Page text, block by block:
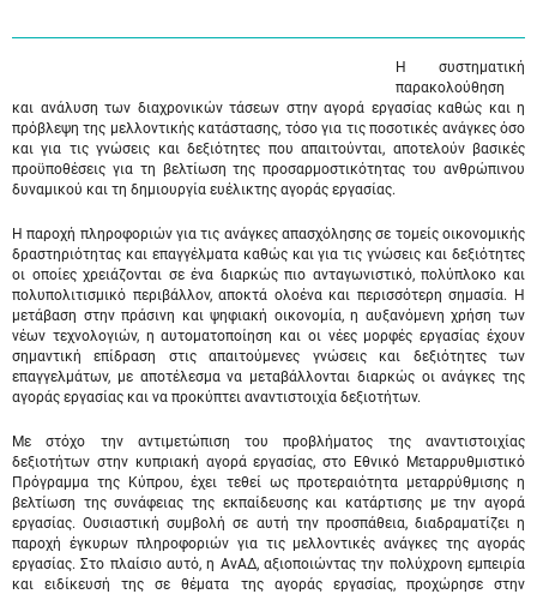
Η συστηματική
παρακολούθηση
και ανάλυση των διαχρονικών τάσεων στην αγορά εργασίας καθώς και η
πρόβλεψη της μελλοντικής κατάστασης, τόσο για τις ποσοτικές ανάγκες όσο
και για τις γνώσεις και δεξιότητες που απαιτούνται, αποτελούν βασικές
προϋποθέσεις για τη βελτίωση της προσαρμοστικότητας του ανθρώπινου
δυναμικού και τη δημιουργία ευέλικτης αγοράς εργασίας.
Η παροχή πληροφοριών για τις ανάγκες απασχόλησης σε τομείς οικονομικής
δραστηριότητας και επαγγέλματα καθώς και για τις γνώσεις και δεξιότητες
οι οποίες χρειάζονται σε ένα διαρκώς πιο ανταγωνιστικό, πολύπλοκο και
πολυπολιτισμικό περιβάλλον, αποκτά ολοένα και περισσότερη σημασία. Η
μετάβαση στην πράσινη και ψηφιακή οικονομία, η αυξανόμενη χρήση των
νέων τεχνολογιών, η αυτοματοποίηση και οι νέες μορφές εργασίας έχουν
σημαντική επίδραση στις απαιτούμενες γνώσεις και δεξιότητες των
επαγγελμάτων, με αποτέλεσμα να μεταβάλλονται διαρκώς οι ανάγκες της
αγοράς εργασίας και να προκύπτει αναντιστοιχία δεξιοτήτων.
Με στόχο την αντιμετώπιση του προβλήματος της αναντιστοιχίας
δεξιοτήτων στην κυπριακή αγορά εργασίας, στο Εθνικό Μεταρρυθμιστικό
Πρόγραμμα της Κύπρου, έχει τεθεί ως προτεραιότητα μεταρρύθμισης η
βελτίωση της συνάφειας της εκπαίδευσης και κατάρτισης με την αγορά
εργασίας. Ουσιαστική συμβολή σε αυτή την προσπάθεια, διαδραματίζει η
παροχή έγκυρων πληροφοριών για τις μελλοντικές ανάγκες της αγοράς
εργασίας. Στο πλαίσιο αυτό, η ΑνΑΔ, αξιοποιώντας την πολύχρονη εμπειρία
και ειδίκευσή της σε θέματα της αγοράς εργασίας, προχώρησε στην